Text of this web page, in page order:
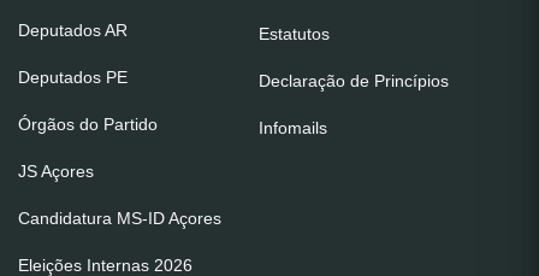
Deputados AR
Deputados PE
Órgãos do Partido
JS Açores
Candidatura MS-ID Açores
Eleições Internas 2026
Estatutos
Declaração de Princípios
Infomails